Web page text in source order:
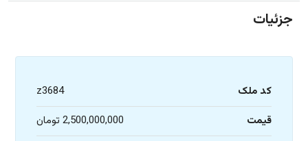
جزئیات
کد ملک
z3684
قیمت
2,500,000,000 تومان